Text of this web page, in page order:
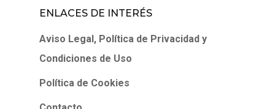
ENLACES DE INTERÉS
Aviso Legal, Política de Privacidad y
Condiciones de Uso
Política de Cookies